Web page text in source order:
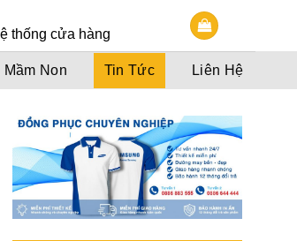
thống cửa hàng
Non Tin Tức Liên Hệ